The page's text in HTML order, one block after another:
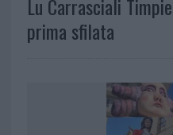
Lu Carrasciali
prima sfilata